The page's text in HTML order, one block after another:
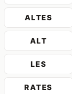
ALTES
ALT
LES
RATES